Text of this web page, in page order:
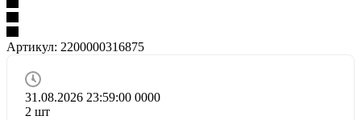
Артикул: 2200000316875
31.08.2026 23:59:00 0000
2 шт